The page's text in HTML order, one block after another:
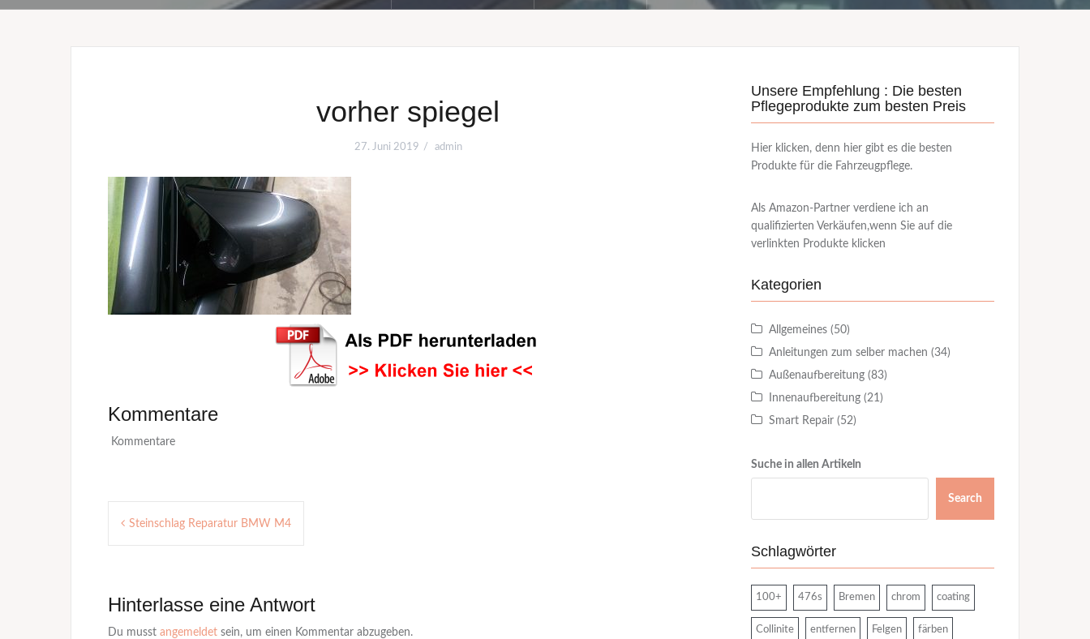
vorher spiegel
27. Juni 2019 admin
Kommentare
Kommentare
Post
Steinschlag Reparatur BMW M4
Hinterlasse eine Antwort
Du musst angemeldet sein, um einen Kommentar abzugeben.
Unsere Empfehlung : Die besten
Pflegeprodukte zum besten Preis
Hier klicken, denn hier gibt es die besten
Produkte für die Fahrzeugpflege.
Als Amazon-Partner verdiene ich an
qualifizierten Verkäufen,wenn Sie auf die
verlinkten Produkte klicken
Kategorien
Allgemeines (50)
Anleitungen zum selber machen (34)
Außenaufbereitung (83)
Innenaufbereitung (21)
Smart Repair (52)
Suche in allen Artikeln
Search
Schlagwörter
100+ 476s Bremen chrom coating
Collinite entfernen Felgen färben